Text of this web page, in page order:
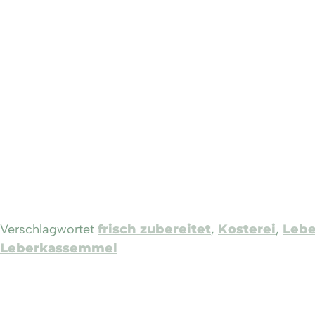
Verschlagwortet frisch zubereitet, Kosterei,
Leberkassemmel